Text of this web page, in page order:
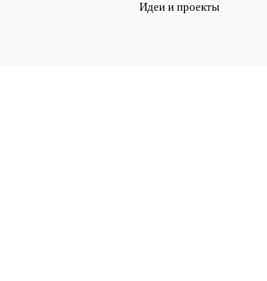
Идеи и проекты